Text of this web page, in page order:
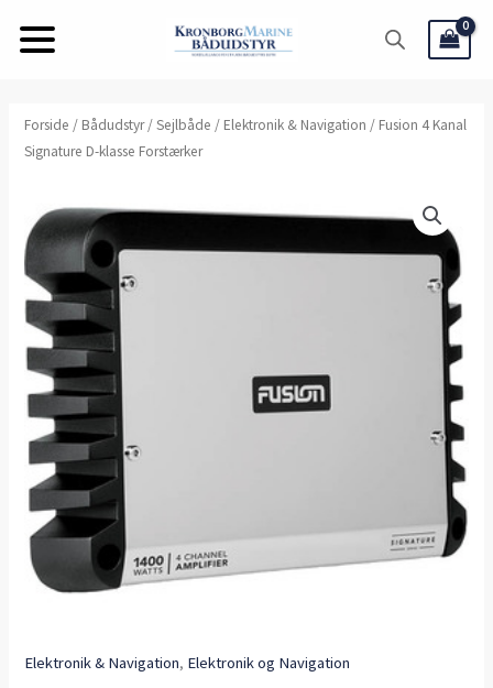
Forside / Bådudstyr/Sejlbåde / Elektronik & Navigation / Fusion 4 Kanal
Signature D-klasse Forstærker
Elektronik & Navigation, Elektronik og Navigation
Fusion
4
Signature
D-
klasse
Forstærker
antal